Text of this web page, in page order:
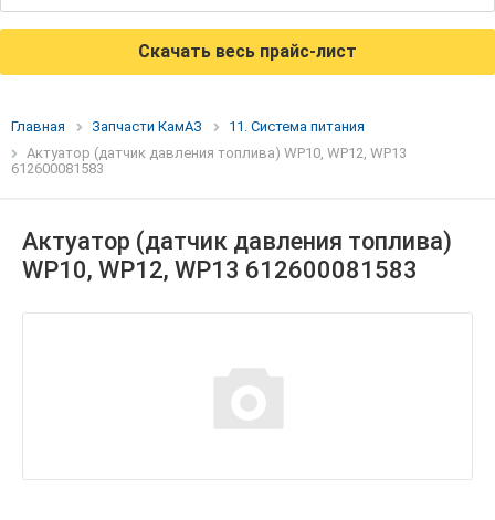
Скачать весь прайс-лист
Главная Запчасти КамАЗ
11. Система питания
Актуатор (датчик давления топлива) WP10, WP12, WP13
612600081583
Актуатор (датчик давления топлива)
WP10, WP12, WP13 612600081583